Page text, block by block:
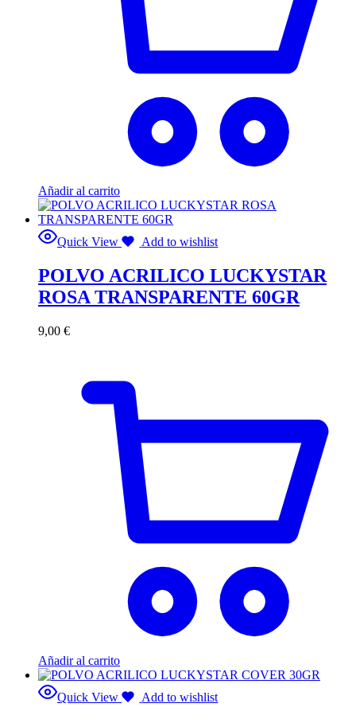
Añadir al carrito
Quick View Add to wishlist
POLVO ACRILICO LUCKYSTAR
ROSA TRANSPARENTE 60GR
9,00 €
Añadir al carrito
Quick View Add to wishlist